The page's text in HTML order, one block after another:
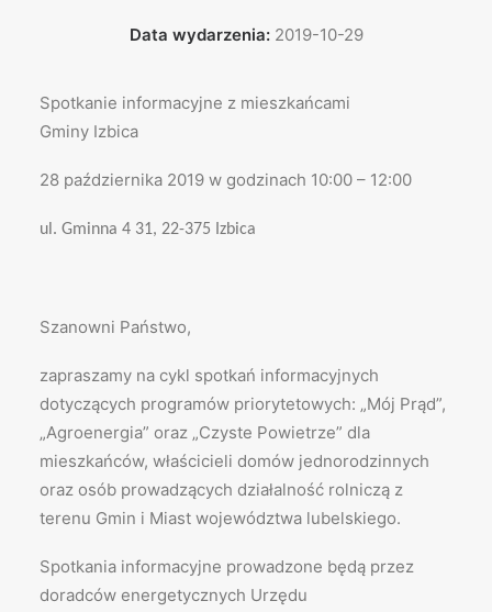
Data wydarzenia:2019-10-29
Spotkanie informacyjne z mieszkańcami
Gminy Izbica
28 października 2019 w godzinach 10:00 – 12:00
ul. Gminna 4 31, 22-375 Izbica
Szanowni Państwo,
zapraszamy na cykl spotkań informacyjnych
dotyczących programów priorytetowych: „Mój Prąd”,
„Agroenergia” oraz „Czyste Powietrze” dla
mieszkańców, właścicieli domów jednorodzinnych
oraz osób prowadzących działalność rolniczą z
terenu Gmin i Miast województwa lubelskiego.
Spotkania informacyjne prowadzone będą przez
doradców energetycznych Urzędu